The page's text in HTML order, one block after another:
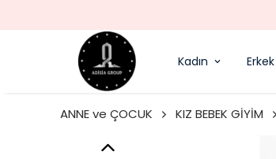
Kadın Erkek
ANNE ve ÇOCUK KIZ BEBEK GİYİM